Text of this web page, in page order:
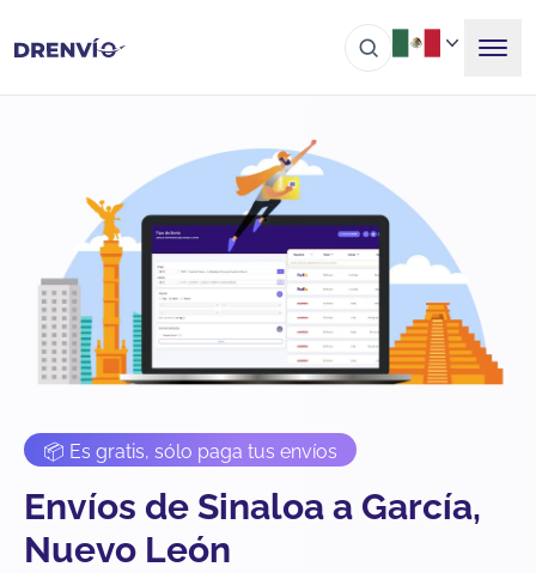
📦 Es gratis, sólo paga tus envíos
Envíos de Sinaloa a García,
Nuevo León